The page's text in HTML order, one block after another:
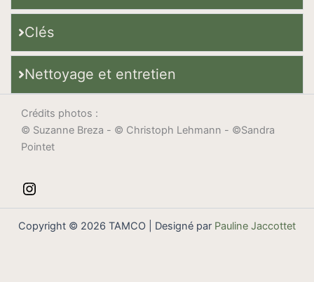
Clés
Nettoyage et entretien
Crédits photos :
© Suzanne Breza - © Christoph Lehmann - ©Sandra
Pointet
Copyright © 2026 TAMCO | Designé par Pauline Jaccottet